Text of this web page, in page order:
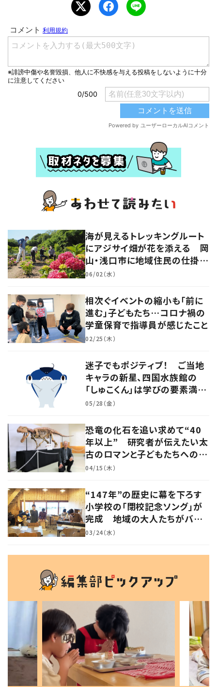
海が見えるトレッキングルート
にアジサイ畑が花を添える 岡
山・浅口市に地域住民の仕掛け
た新スポット！
06/02（水）
相次ぐイベントの縮小も「前に
進む」子どもたち…コロナ禍の
学童保育で指導員が感じたこと
02/25（木）
迷子でもポジティブ！ ご当地
キャラの新星、四国水族館の
「しゅこくん」は学びの要素満載
のシュモクザメ
05/28（金）
恐竜の化石を追い求めて“40
年以上” 研究者が伝えたい太
古のロマンと子どもたちへのメ
ッセージ
04/15（木）
“147年”の歴史に幕を下ろす
小学校の「閉校記念ソング」が
完成 地域の大人たちがバン
ドを結成して応援
03/24（水）